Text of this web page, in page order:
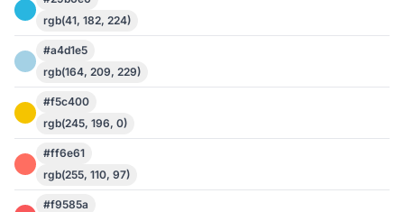
rgb(41, 182, 224)
#a4d1e5
rgb(164, 209, 229)
#f5c400
rgb(245, 196, 0)
#ff6e61
rgb(255, 110, 97)
#f9585a